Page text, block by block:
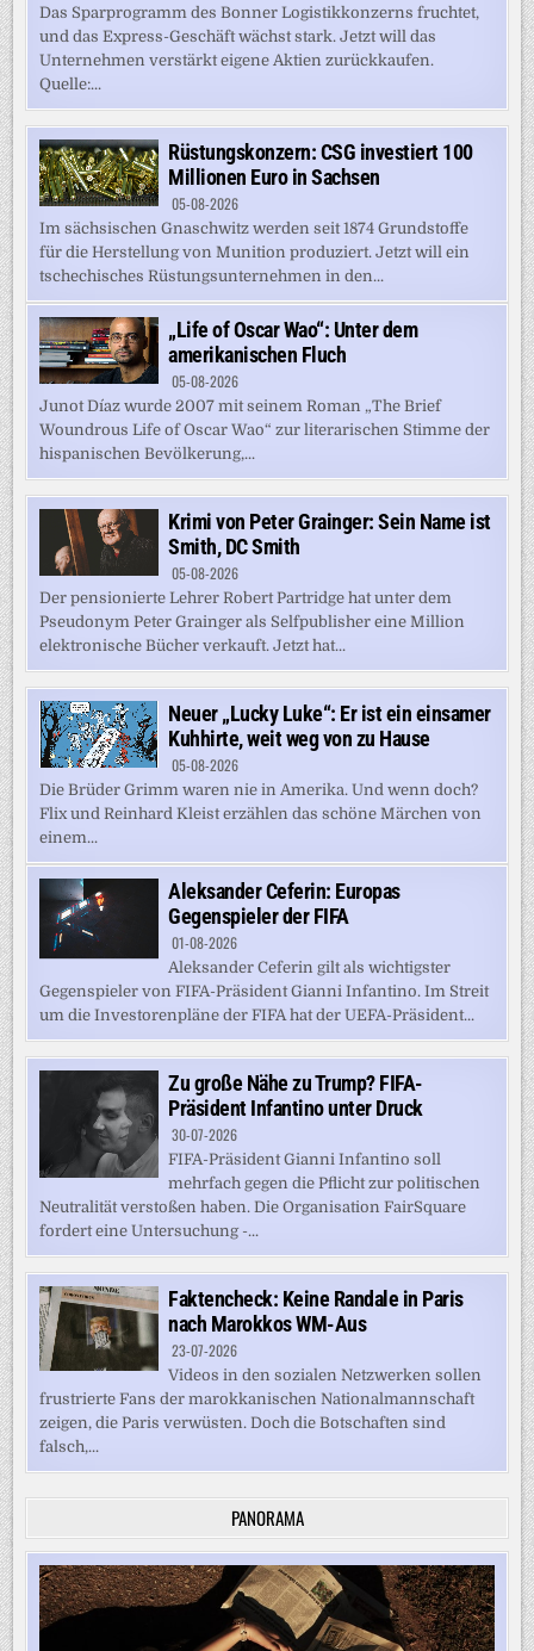
Das Sparprogramm des Bonner Logistikkonzerns fruchtet,
und das Express-Geschäft wächst stark. Jetzt will das
Unternehmen verstärkt eigene Aktien zurückkaufen.
Quelle:...
Rüstungskonzern: CSG investiert 100
Millionen Euro in Sachsen
05-08-2026
Im sächsischen Gnaschwitz werden seit 1874 Grundstoffe
für die Herstellung von Munition produziert. Jetzt will ein
tschechisches Rüstungsunternehmen in den...
„Life of Oscar Wao“: Unter dem
amerikanischen Fluch
05-08-2026
Junot Díaz wurde 2007 mit seinem Roman „The Brief
Woundrous Life of Oscar Wao“ zur literarischen Stimme der
hispanischen Bevölkerung,...
Krimi von Peter Grainger: Sein Name ist
Smith, DC Smith
05-08-2026
Der pensionierte Lehrer Robert Partridge hat unter dem
Pseudonym Peter Grainger als Selfpublisher eine Million
elektronische Bücher verkauft. Jetzt hat...
Neuer „Lucky Luke“: Er ist ein einsamer
Kuhhirte, weit weg von zu Hause
05-08-2026
Die Brüder Grimm waren nie in Amerika. Und wenn doch?
Flix und Reinhard Kleist erzählen das schöne Märchen von
einem...
Aleksander Ceferin: Europas
Gegenspieler der FIFA
01-08-2026
Aleksander Ceferin gilt als wichtigster
Gegenspieler von FIFA-Präsident Gianni Infantino. Im Streit
um die Investorenpläne der FIFA hat der UEFA-Präsident...
Zu große Nähe zu Trump? FIFA-
Präsident Infantino unter Druck
30-07-2026
FIFA-Präsident Gianni Infantino soll
mehrfach gegen die Pflicht zur politischen
Neutralität verstoßen haben. Die Organisation FairSquare
fordert eine Untersuchung -...
Faktencheck: Keine Randale in Paris
nach Marokkos WM-Aus
23-07-2026
Videos in den sozialen Netzwerken sollen
frustrierte Fans der marokkanischen Nationalmannschaft
zeigen, die Paris verwüsten. Doch die Botschaften sind
falsch,...
PANORAMA